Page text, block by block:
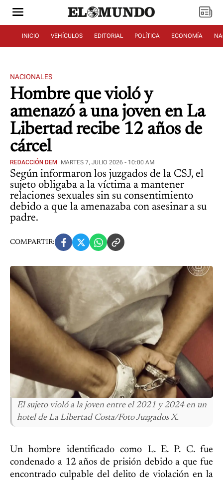
INICIO VEHÍCULOS EDITORIAL POLÍTICA ECONOMÍA
NACIONALES
Hombre que violó y
amenazó a una joven en La
Libertad recibe 12 años de
cárcel
REDACCIÓN DEM MARTES 7, JULIO 2026 - 10:00 AM
Según informaron los juzgados de la CSJ, el
sujeto obligaba a la víctima a mantener
relaciones sexuales sin su consentimiento
debido a que la amenazaba con asesinar a su
padre.
COMPARTIR:
El sujeto violó a la joven entre el 2021 y 2024 en un
hotel de La Libertad Costa/Foto Juzgados X.
Un hombre identificado como L. E. P. C. fue
condenado a 12 años de prisión debido a que fue
encontrado culpable del delito de violación en la